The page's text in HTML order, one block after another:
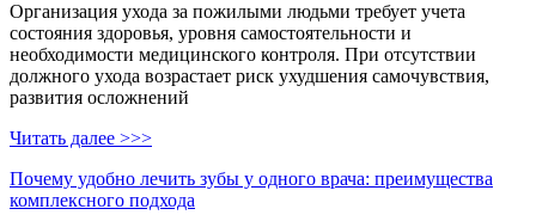
Организация ухода за пожилыми людьми требует учета
состояния здоровья, уровня самостоятельности и
необходимости медицинского контроля. При отсутствии
должного ухода возрастает риск ухудшения самочувствия,
развития осложнений
Читать далее >>>
Почему удобно лечить зубы у одного врача: преимущества
комплексного подхода